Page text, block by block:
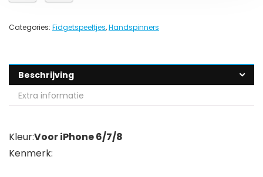
Categories: Fidgetspeeltjes,Handspinners
Beschrijving
Extra informatie
Kleur:Voor iPhone 6/7/8
Kenmerk: